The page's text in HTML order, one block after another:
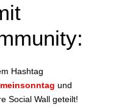
Hashtag
und
Social Wall geteilt!